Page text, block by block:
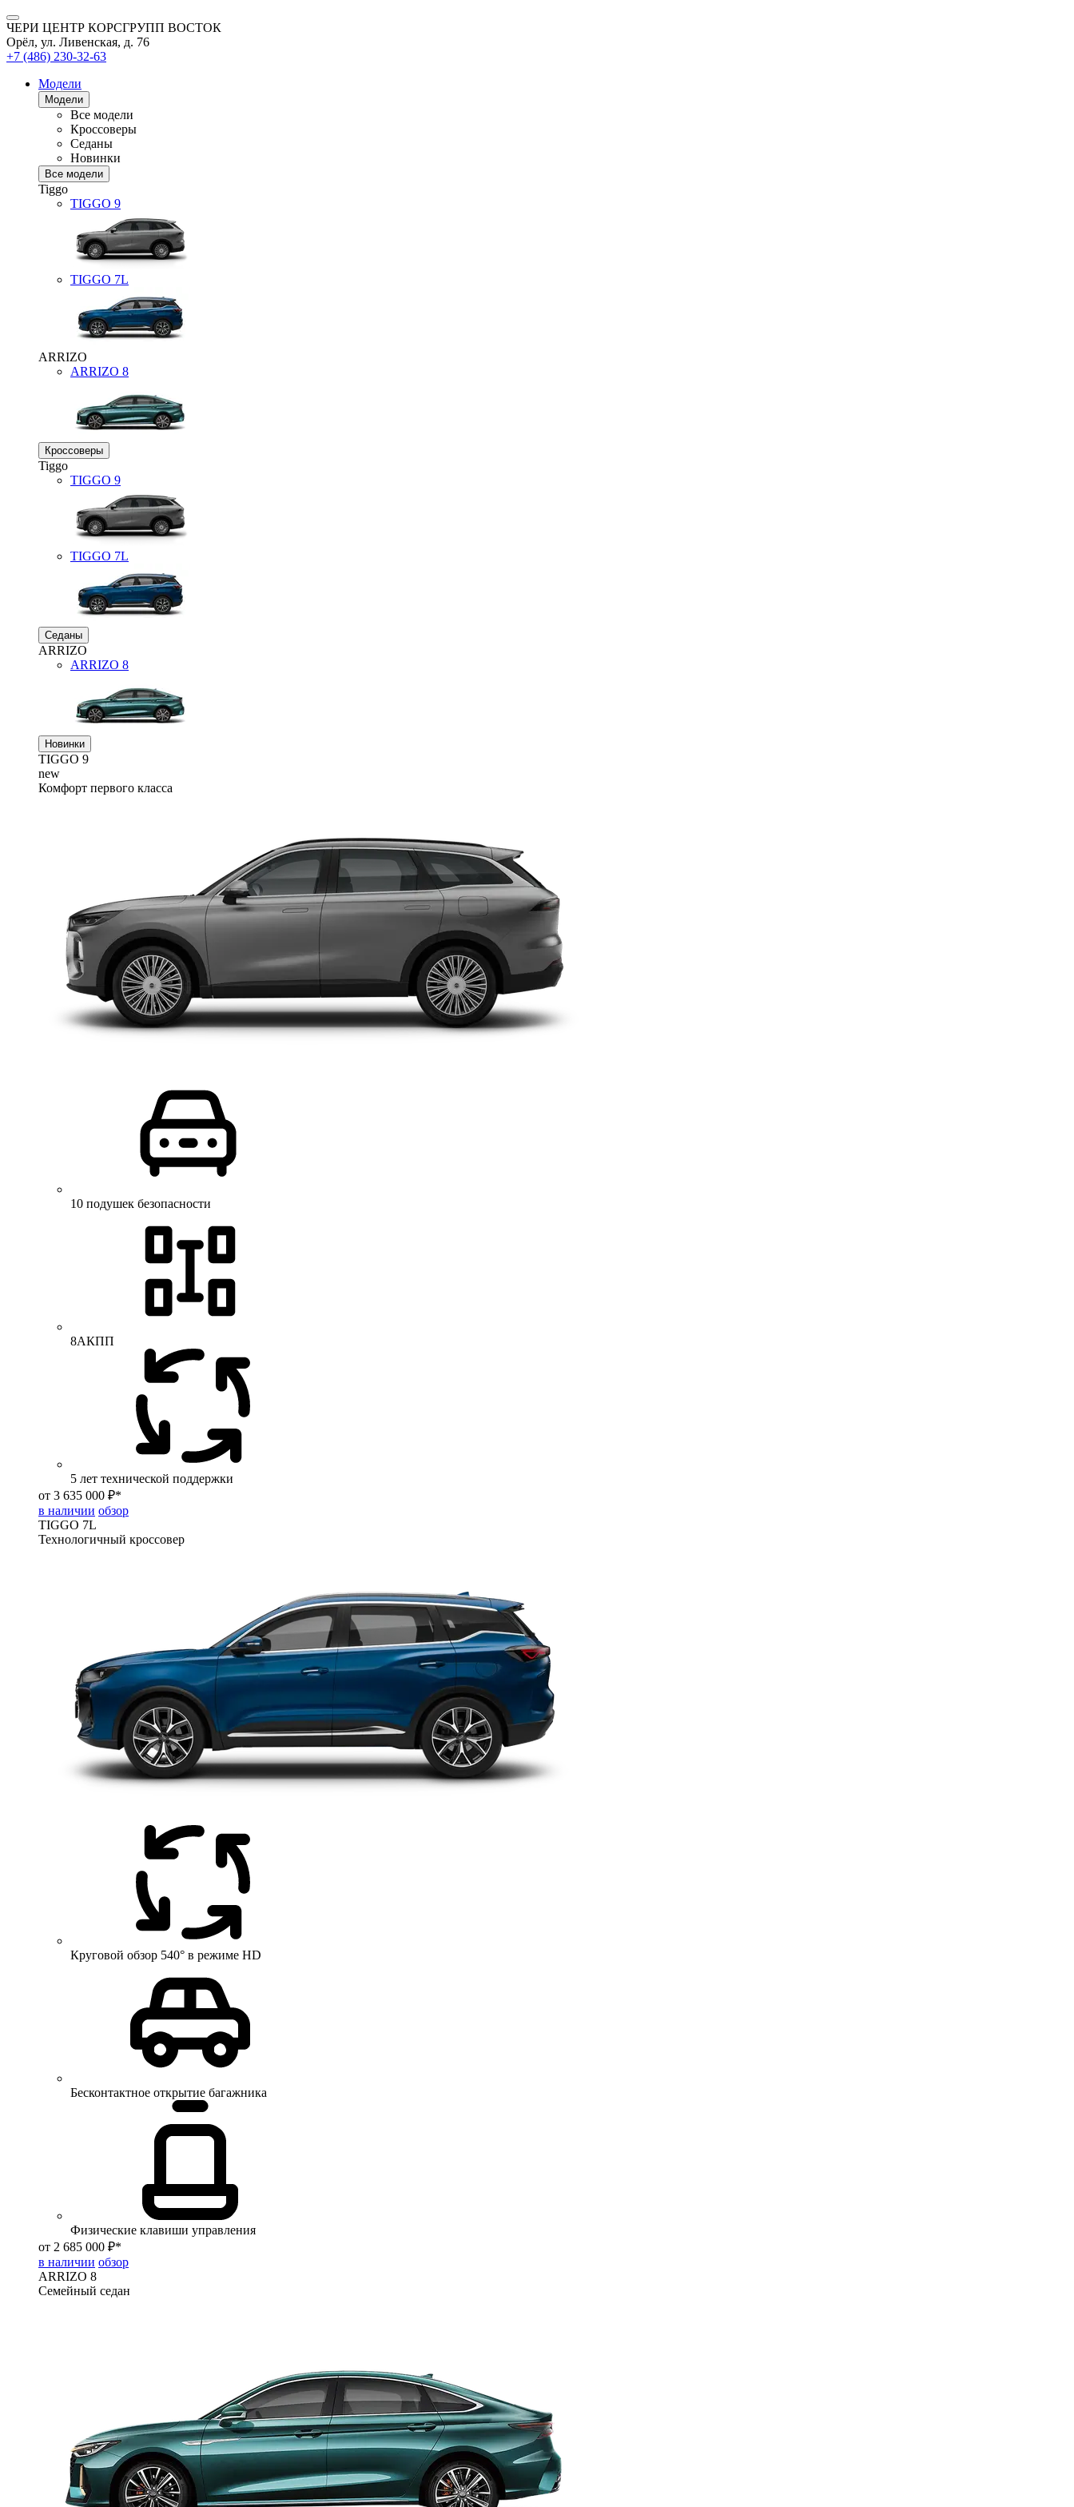
ЧЕРИ ЦЕНТР КОРСГРУПП ВОСТОК
Орёл, ул. Ливенская, д. 76
+7 (486) 230-32-63
Модели
Модели
Все модели
Кроссоверы
Седаны
Новинки
Все модели
Tiggo
TIGGO 9
TIGGO 7L
ARRIZO
ARRIZO 8
Кроссоверы
Tiggo
TIGGO 9
TIGGO 7L
Седаны
ARRIZO
ARRIZO 8
Новинки
TIGGO 9
new
Комфорт первого класса
10 подушек безопасности
8АКПП
5 лет технической поддержки
от 3 635 000 ₽*
в наличии обзор
TIGGO 7L
Технологичный кроссовер
Круговой обзор 540° в режиме HD
Бесконтактное открытие багажника
Физические клавиши управления
от 2 685 000 ₽*
в наличии обзор
ARRIZO 8
Семейный седан